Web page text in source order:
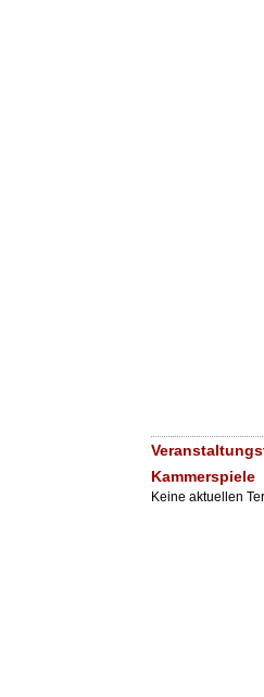
Kammerspiele
Keine aktuellen